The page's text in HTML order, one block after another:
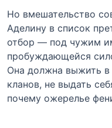
Но вмешательство
Аделину в список
отбор — под чужим
пробуждающейся
Она должна выжить в
кланов, не выдать
почему ожерелье